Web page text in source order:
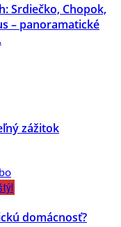
Srdiečko, Chopok,
– panoramatické
zážitok
domácnosť?